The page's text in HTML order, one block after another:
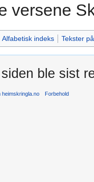
versene
Alfabetisk indeks Tekster
ble sist
heimskringla.no Forbehold